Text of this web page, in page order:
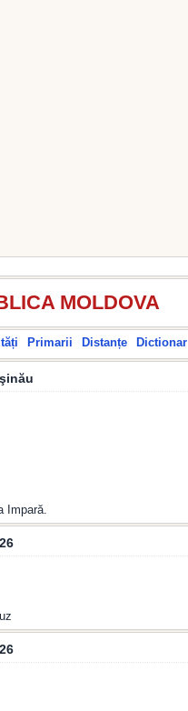
MOLDOVA
Primarii Distanțe Dictionar
Impară.